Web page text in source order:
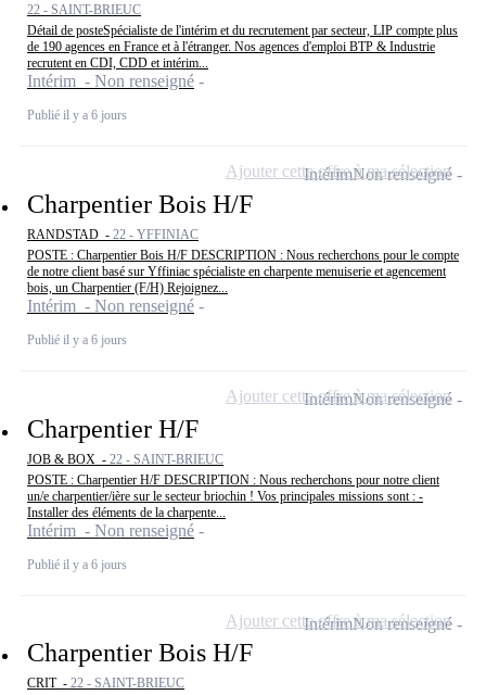
22 - SAINT-BRIEUC
Détail de posteSpécialiste de l'intérim et du recrutement par secteur, LIP compte plus
de 190 agences en France et à l'étranger. Nos agences d'emploi BTP & Industrie
recrutent en CDI, CDD et intérim...
Intérim - Non renseigné
Publié il y a 6 jours
Charpentier Bois H/F
RANDSTAD - 22 - YFFINIAC
POSTE : Charpentier Bois H/F DESCRIPTION : Nous recherchons pour le compte
de notre client basé sur Yffiniac spécialiste en charpente menuiserie et agencement
bois, un Charpentier (F/H) Rejoignez...
Intérim - Non renseigné
Publié il y a 6 jours
IntérimNon renseigné
Ajouter cette offre à ma sélection
Charpentier H/F
JOB & BOX - 22 - SAINT-BRIEUC
POSTE : Charpentier H/F DESCRIPTION : Nous recherchons pour notre client
un/e charpentier/ière sur le secteur briochin ! Vos principales missions sont : -
Installer des éléments de la charpente...
Intérim - Non renseigné
Publié il y a 6 jours
IntérimNon renseigné
Ajouter cette offre à ma sélection
Charpentier Bois H/F
CRIT - 22 - SAINT-BRIEUC
IntérimNon renseigné
Ajouter cette offre à ma sélection